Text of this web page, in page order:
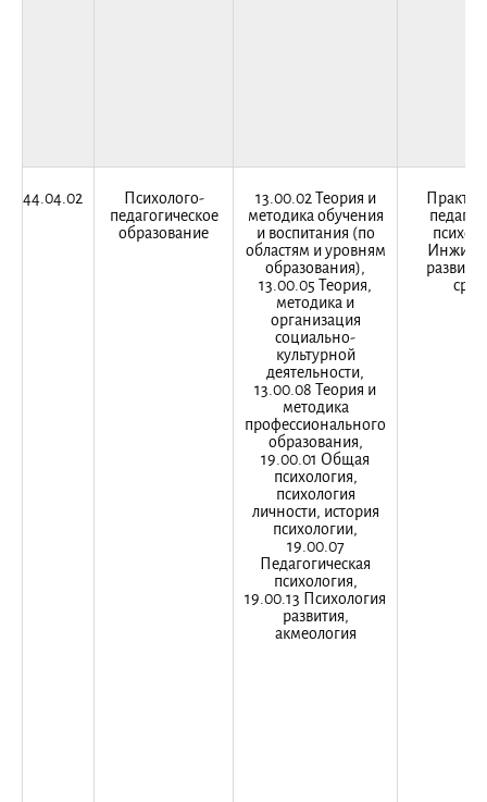
44.04.02
Психолого-
педагогическое
образование
13.00.02 Теория и
методика обучения
и воспитания (по
областям и уровням
образования),
13.00.05 Теория,
методика и
организация
социально-
культурной
деятельности,
13.00.08 Теория и
методика
профессионального
образования,
19.00.01 Общая
психология,
психология
личности, история
психологии,
19.00.07
Педагогическая
психология,
19.00.13 Психология
развития,
акмеология